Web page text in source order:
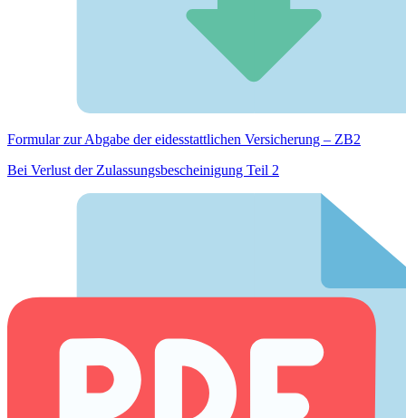
Formular zur Abgabe der eides­stattlichen Versicherung – ZB2
Bei Verlust der Zulassungsbescheinigung Teil 2